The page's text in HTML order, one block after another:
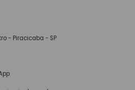
- Piracicaba - SP